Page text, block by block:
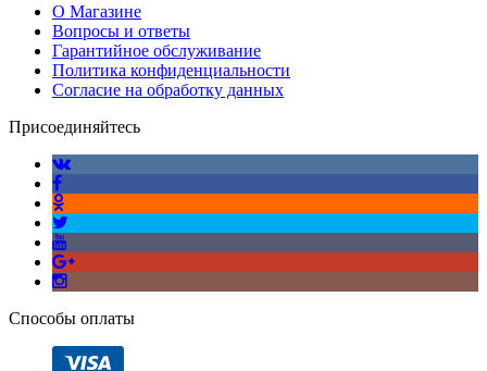
О Магазине
Вопросы и ответы
Гарантийное обслуживание
Политика конфиденциальности
Согласие на обработку данных
Присоединяйтесь
Способы оплаты